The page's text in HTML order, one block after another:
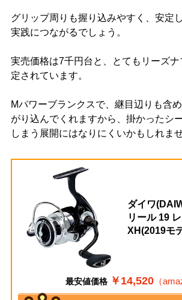
グリップ周りも握り込みやすく、安定
実践につながるでしょう。
実売価格は7千円台と、とてもリーズ
定されています。
Mパワーブランクスで、継目辺りも含
がり込んでくれますから、掛かったシ
しまう展開にはなりにくいかもしれませ
ダイワ
リール 19
XH(2019モ
最安値価格 ￥14,520 （